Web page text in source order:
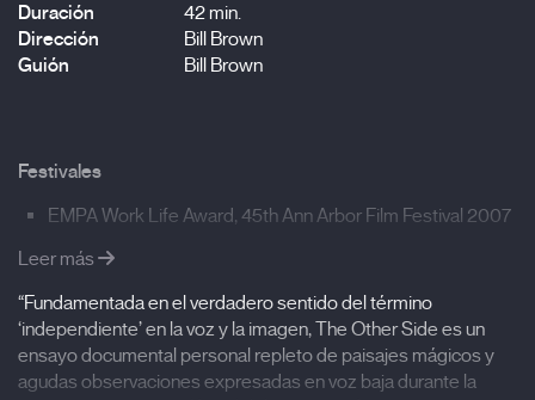
Duración
42 min.
Dirección
Bill Brown
Guión
Bill Brown
Festivales
EMPA Work Life Award, 45th Ann Arbor Film Festival 2007
'Propositions' selection, Viennale, Vienna 2006
Primer premio FLEX, Gainesville, Florida 2006
Estreno en España
Leer más
“Fundamentada en el verdadero sentido del término
‘independiente’ en la voz y la imagen, The Other Side es un
ensayo documental personal repleto de paisajes mágicos y
agudas observaciones expresadas en voz baja durante la